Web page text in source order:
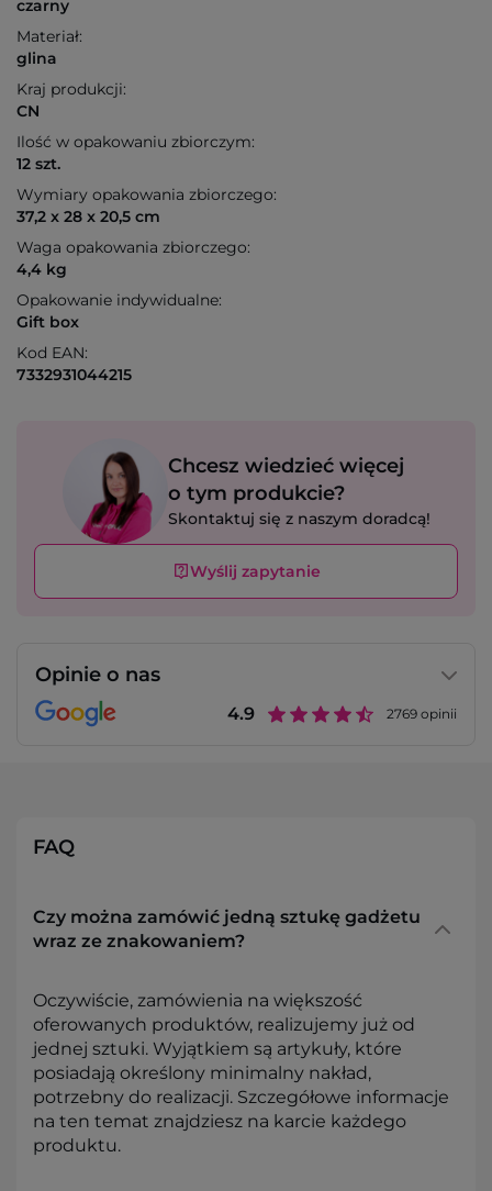
czarny
Materiał:
glina
Kraj produkcji:
CN
Ilość w opakowaniu zbiorczym:
12 szt.
Wymiary opakowania zbiorczego:
37,2 x 28 x 20,5 cm
Waga opakowania zbiorczego:
4,4 kg
Opakowanie indywidualne:
Gift box
Kod EAN:
7332931044215
Chcesz wiedzieć więcej
o tym produkcie?
Skontaktuj się z naszym doradcą!
Wyślij zapytanie
Opinie o nas
4.9 2769 opinii
FAQ
Czy można zamówić jedną sztukę gadżetu
wraz ze znakowaniem?
Oczywiście, zamówienia na większość
oferowanych produktów, realizujemy już od
jednej sztuki. Wyjątkiem są artykuły, które
posiadają określony minimalny nakład,
potrzebny do realizacji. Szczegółowe informacje
na ten temat znajdziesz na karcie każdego
produktu.